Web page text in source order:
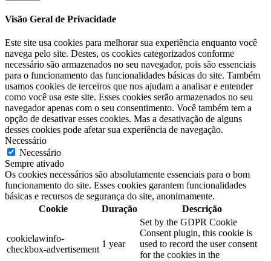
Visão Geral de Privacidade
Este site usa cookies para melhorar sua experiência enquanto você
navega pelo site. Destes, os cookies categorizados conforme
necessário são armazenados no seu navegador, pois são essenciais
para o funcionamento das funcionalidades básicas do site. Também
usamos cookies de terceiros que nos ajudam a analisar e entender
como você usa este site. Esses cookies serão armazenados no seu
navegador apenas com o seu consentimento. Você também tem a
opção de desativar esses cookies. Mas a desativação de alguns
desses cookies pode afetar sua experiência de navegação.
Necessário
Necessário
Sempre ativado
Os cookies necessários são absolutamente essenciais para o bom
funcionamento do site. Esses cookies garantem funcionalidades
básicas e recursos de segurança do site, anonimamente.
Cookie
Duração Descrição
cookielawinfo-
checkbox-advertisement
1 year
Set by the GDPR Cookie
Consent plugin, this cookie is
used to record the user consent
for the cookies in the